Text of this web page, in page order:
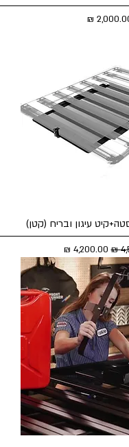
עיגון ובריח (קטן)
מחיר מבצע